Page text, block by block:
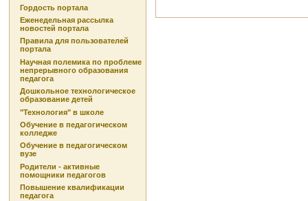
Гордость портала
Еженедельная рассылка
новостей портала
Правила для пользователей
портала
Научная полемика по проблеме
непрерывного образования
педагога
Дошкольное технологическое
образование детей
"Технология" в школе
Обучение в педагогическом
колледже
Обучение в педагогическом
вузе
Родители - активные
помощники педагогов
Повышение квалификации
педагога